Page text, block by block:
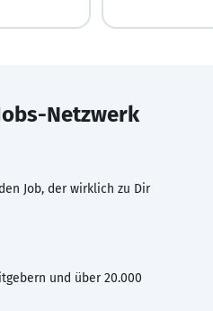
Netzwerk
Job, der wirklich zu Dir
und über 20.000